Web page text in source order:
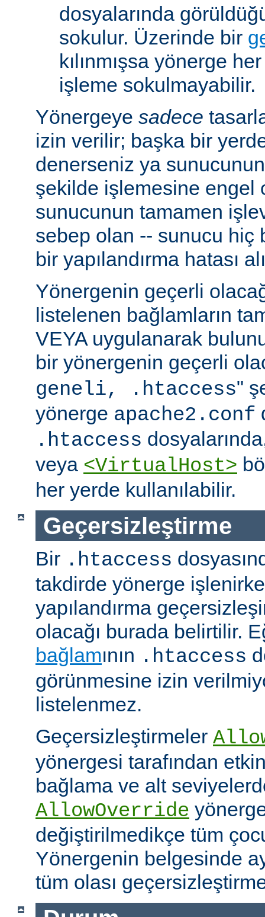
dosyalarında
sokulur. Üzerinde bir
kılınmışsa yönerge
işleme sokulmayabilir.
Yönergeye sadece
izin verilir; başka bir
denerseniz ya
şekilde işlemesine engel
sunucunun tamamen
sebep olan -- sunucu hiç
bir yapılandırma hatası
Yönergenin geçerli
listelenen bağlamların
VEYA uygulanarak
bir yönergenin geçerli
geneli, .htaccess"
yönerge apache2.conf
.htaccess
veya <VirtualHost>
her yerde kullanılabilir.
Geçersizleştirme
Bir .htaccess
takdirde yönerge
yapılandırma
olacağı burada belirtilir.
bağlamının .htaccess
görünmesine izin
listelenmez.
Geçersizleştirmeler
yönergesi tarafından
bağlama ve alt
AllowOverride
değiştirilmedikçe tüm
Yönergenin belgesinde
tüm olası